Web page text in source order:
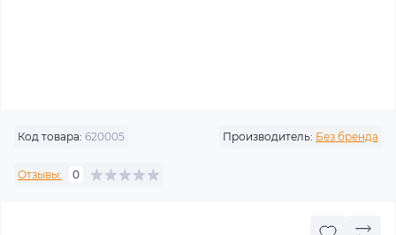
Код товара: 620005 Производитель: Без бренда
Отзывы: 0